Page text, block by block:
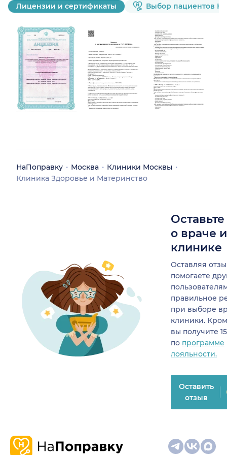
Лицензии и сертификаты Выбор пациентов
НаПоправку Москва
Клиники Москвы
Клиника Здоровье и Материнство
о враче
клинике
Оставляя
помогаете
правильное
при выборе
клиники.
вы получите
по программе
лояльности.
Оставить
отзыв